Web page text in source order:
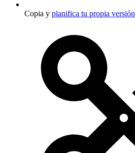
Copia y planifica tu propia versión